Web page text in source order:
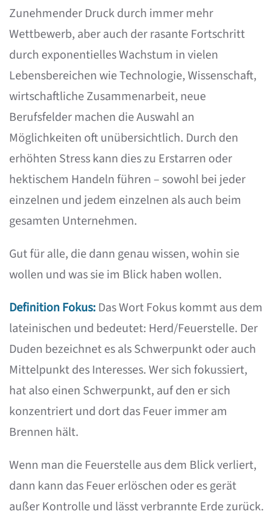
Zunehmender Druck durch immer mehr
Wettbewerb, aber auch der rasante Fortschritt
durch exponentielles Wachstum in vielen
Lebensbereichen wie Technologie, Wissenschaft,
wirtschaftliche Zusammenarbeit, neue
Berufsfelder machen die Auswahl an
Möglichkeiten oft unübersichtlich. Durch den
erhöhten Stress kann dies zu Erstarren oder
hektischem Handeln führen – sowohl bei jeder
einzelnen und jedem einzelnen als auch beim
gesamten Unternehmen.
Gut für alle, die dann genau wissen, wohin sie
wollen und was sie im Blick haben wollen.
Definition Fokus:Das Wort Fokus kommt aus dem
lateinischen und bedeutet: Herd/Feuerstelle. Der
Duden bezeichnet es als Schwerpunkt oder auch
Mittelpunkt des Interesses. Wer sich fokussiert,
hat also einen Schwerpunkt, auf den er sich
konzentriert und dort das Feuer immer am
Brennen hält.
Wenn man die Feuerstelle aus dem Blick verliert,
dann kann das Feuer erlöschen oder es gerät
außer Kontrolle und lässt verbrannte Erde zurück.